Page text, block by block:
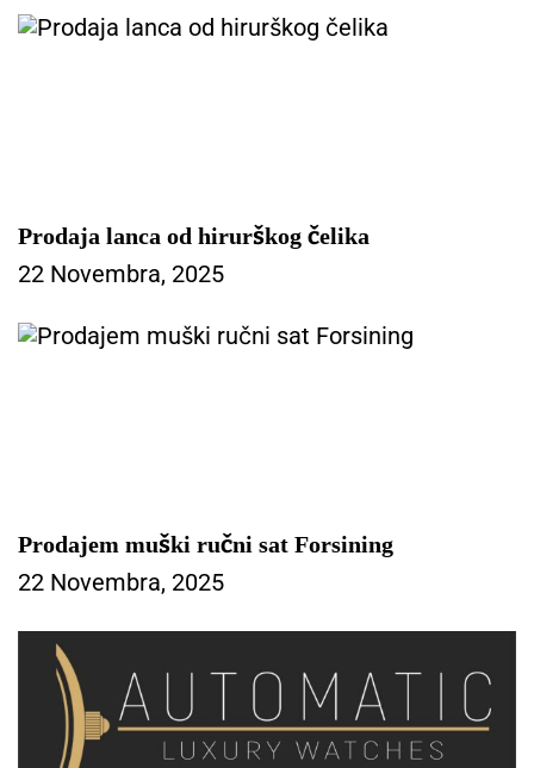
Prodaja lanca od hirurškog čelika
22 Novembra, 2025
Prodajem muški ručni sat Forsining
22 Novembra, 2025